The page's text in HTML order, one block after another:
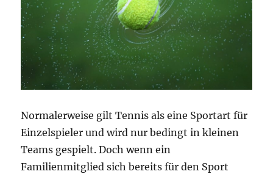
Normalerweise gilt Tennis als eine Sportart für
Einzelspieler und wird nur bedingt in kleinen
Teams gespielt. Doch wenn ein
Familienmitglied sich bereits für den Sport